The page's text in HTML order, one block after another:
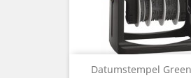
Datumstempel